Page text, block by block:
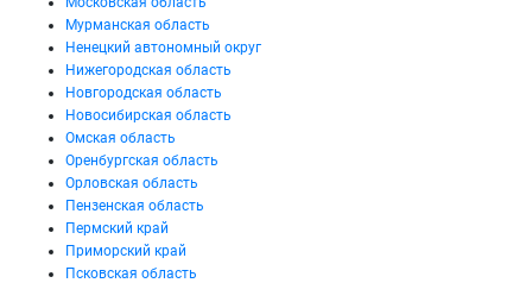
Мурманская область
Ненецкий автономный округ
Нижегородская область
Новгородская область
Новосибирская область
Омская область
Оренбургская область
Орловская область
Пензенская область
Пермский край
Приморский край
Псковская область